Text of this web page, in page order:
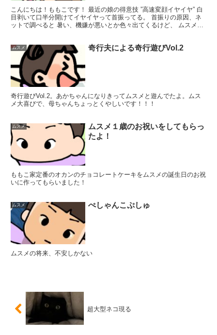
こんにちは！ももこです！ 最近の娘の得意技 ”高速変顔イヤイヤ” 白
目剥いて口半分開けてイヤイヤって首振ってる。 首振りの原因、ネ
ットで調べると 暑い、機嫌が悪いとか色々出てくるけど、 ムスメは
ムスメ 奇行夫による奇行遊びVol.2
奇行遊びVol.2。あかちゃんになりきってムスメと遊んでたよ。ムス
メ大喜びで、母ちゃんちょっとくやしいです！！！
ムスメ
ムスメ１歳のお祝いをしてもらっ
たよ！
ももこ家定番のオカンのチョコレートケーキをムスメの誕生日のお祝
いに作ってもらいました！
ムスメ ぺしゃんこぷしゅ
ムスメの将来、不安しかない
超大型ネコ現る